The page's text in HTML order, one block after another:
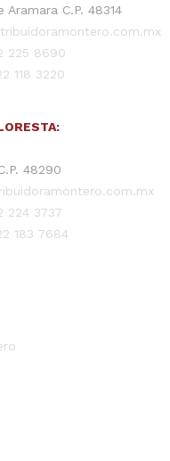
Aramara C.P. 48314
225 8690
118 3220
48290
224 3737
183 7684